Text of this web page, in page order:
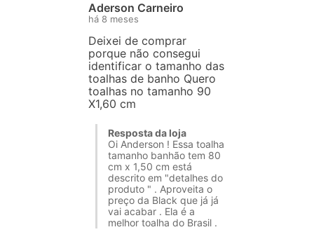
Aderson Carneiro
há 8 meses
Deixei de comprar
porque não consegui
identificar o tamanho das
toalhas de banho Quero
toalhas no tamanho 90
X1,60 cm
Resposta da loja
Oi Anderson ! Essa toalha
tamanho banhão tem 80
cm x 1,50 cm está
descrito em "detalhes do
produto " . Aproveita o
preço da Black que já já
vai acabar . Ela é a
melhor toalha do Brasil .